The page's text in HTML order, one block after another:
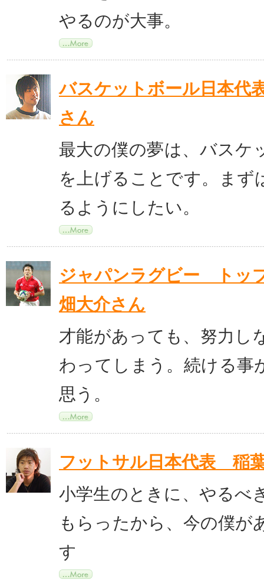
やるのが大事。
バスケットボール日本代
さん
最大の僕の夢は、バスケ
を上げることです。まず
るようにしたい。
ジャパンラグビー トッ
畑大介さん
才能があっても、努力し
わってしまう。続ける事
思う。
フットサル日本代表 稲
小学生のときに、やるべ
もらったから、今の僕が
す